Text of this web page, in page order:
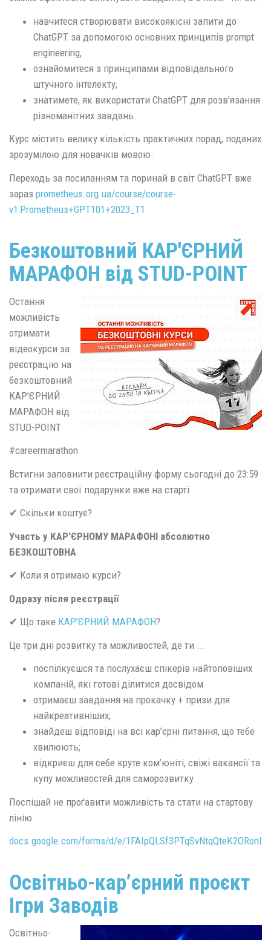
навчитеся створювати високоякісні запити до
ChatGPT за допомогою основних принципів prompt
engineering,
ознайомитеся з принципами відповідального
штучного інтелекту,
знатимете, як використати ChatGPT для розв'язання
різноманітних завдань.
Курс містить велику кількість практичних порад, поданих
зрозумілою для новачків мовою.
Переходь за посиланням та поринай в світ ChatGPT вже
зараз prometheus.org.ua/course/course-
v1:Prometheus+GPT101+2023_T1
Безкоштовний КАР'ЄРНИЙ
МАРАФОН від STUD-POINT
Остання
можливість
отримати
відеокурси за
реєстрацію на
безкоштовний
КАР'ЄРНИЙ
МАРАФОН від
STUD-POINT
#careermarathon
Встигни заповнити реєстраційну форму сьогодні до 23:59
та отримати свої подарунки вже на старті
✔ Скільки коштує?
Участь у КАР'ЄРНОМУ МАРАФОНІ абсолютно
БЕЗКОШТОВНА
✔ Коли я отримаю курси?
Одразу після реєстрації
✔ Що таке КАР'ЄРНИЙ МАРАФОН?
Це три дні розвитку та можливостей, де ти ...
поспілкуєшся та послухаєш спікерів найтоповіших
компаній, які готові ділитися досвідом
отримаєш завдання на прокачку + призи для
найкреативніших;
знайдеш відповіді на всі кар’єрні питання, що тебе
хвилюють;
відкриєш для себе круте ком’юніті, свіжі вакансії та
купу можливостей для саморозвитку
Поспішай не проґавити можливість та стати на стартову
лінію
docs.google.com/forms/d/e/
Освітньо-кар’єрний проєкт
Ігри Заводів
Освітньо-